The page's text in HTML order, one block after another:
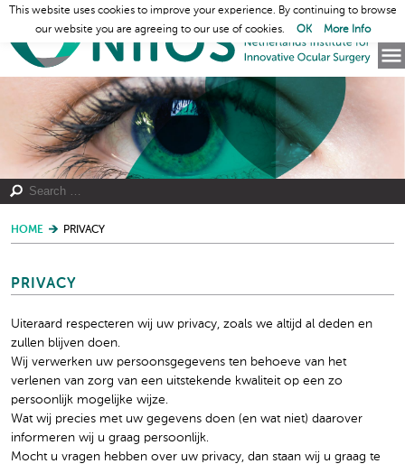
HOME PRIVACY
PRIVACY
Uiteraard respecteren wij uw privacy, zoals we altijd al deden en
zullen blijven doen.
Wij verwerken uw persoonsgegevens ten behoeve van het
verlenen van zorg van een uitstekende kwaliteit op een zo
persoonlijk mogelijke wijze.
Wat wij precies met uw gegevens doen (en wat niet) daarover
informeren wij u graag persoonlijk.
Mocht u vragen hebben over uw privacy, dan staan wij u graag te
This website uses cookies to improve your experience. By continuing to browse
our website you are agreeing to our use of cookies.
OK More Info